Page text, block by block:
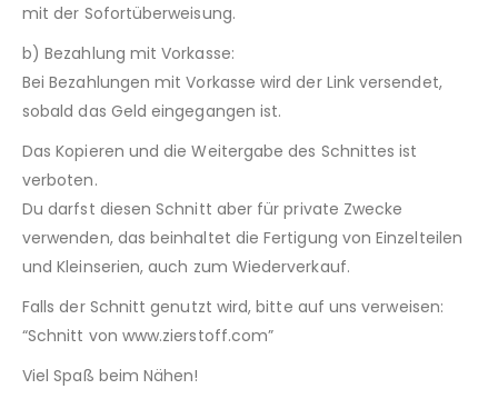
mit der Sofortüberweisung.
b) Bezahlung mit Vorkasse:
Bei Bezahlungen mit Vorkasse wird der Link versendet,
sobald das Geld eingegangen ist.
Das Kopieren und die Weitergabe des Schnittes ist
verboten.
Du darfst diesen Schnitt aber für private Zwecke
verwenden, das beinhaltet die Fertigung von Einzelteilen
und Kleinserien, auch zum Wiederverkauf.
Falls der Schnitt genutzt wird, bitte auf uns verweisen:
“Schnitt von www.zierstoff.com”
Viel Spaß beim Nähen!